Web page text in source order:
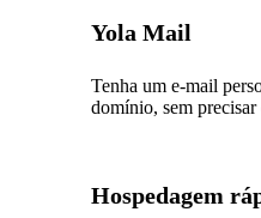
Yola Mail
Tenha um e-mail
domínio, sem precisar
Hospedagem